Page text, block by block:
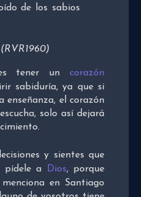
de los sabios
tener un corazón
sabiduría, ya que si
enseñanza, el corazón
solo así dejará
y sientes que
pídele a
Dios, porque
en Santiago